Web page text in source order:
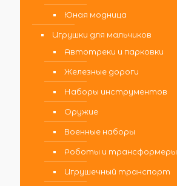
Юная модница
Игрушки для мальчиков
Автотреки и парковки
Железные дороги
Наборы инструментов
Оружие
Военные наборы
Роботы и трансформеры
Игрушечный транспорт